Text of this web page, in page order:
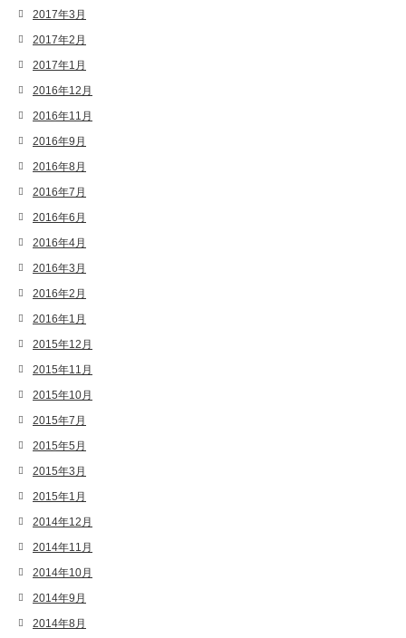
2017年3月
2017年2月
2017年1月
2016年12月
2016年11月
2016年9月
2016年8月
2016年7月
2016年6月
2016年4月
2016年3月
2016年2月
2016年1月
2015年12月
2015年11月
2015年10月
2015年7月
2015年5月
2015年3月
2015年1月
2014年12月
2014年11月
2014年10月
2014年9月
2014年8月